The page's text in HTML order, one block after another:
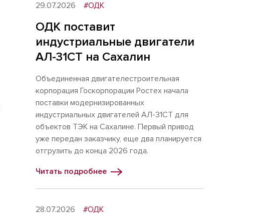
29.07.2026 #ОДК
ОДК поставит
индустриальные двигатели
АЛ-31СТ на Сахалин
Объединенная двигателестроительная
корпорация Госкорпорации Ростех начала
поставки модернизированных
индустриальных двигателей АЛ-31СТ для
объектов ТЭК на Сахалине. Первый привод
уже передан заказчику, еще два планируется
отгрузить до конца 2026 года.
Читать подробнее
28.07.2026 #ОДК